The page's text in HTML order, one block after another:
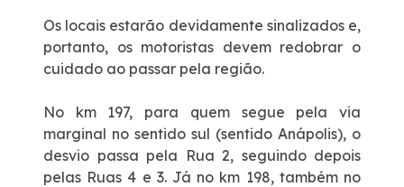
Os locais estarão devidamente sinalizados e,
portanto, os motoristas devem redobrar o
cuidado ao passar pela região.
No km 197, para quem segue pela via
marginal no sentido sul (sentido Anápolis), o
desvio passa pela Rua 2, seguindo depois
pelas Ruas 4 e 3. Já no km 198, também no